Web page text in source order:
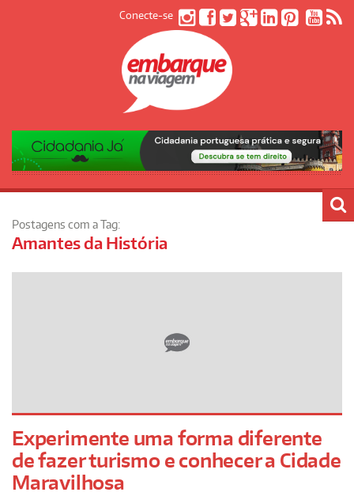
Conecte-se
Postagens com a Tag:
Amantes da História
Experimente uma forma diferente
de fazer turismo e conhecer a Cidade
Maravilhosa